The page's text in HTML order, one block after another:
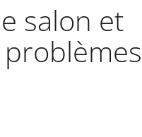
salon et